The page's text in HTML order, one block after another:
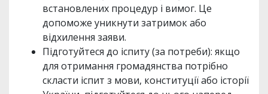
встановлених процедур і вимог. Це
допоможе уникнути затримок або
відхилення заяви.
Підготуйтеся до іспиту (за потреби): якщо
для отримання громадянства потрібно
скласти іспит з мови, конституції або історії